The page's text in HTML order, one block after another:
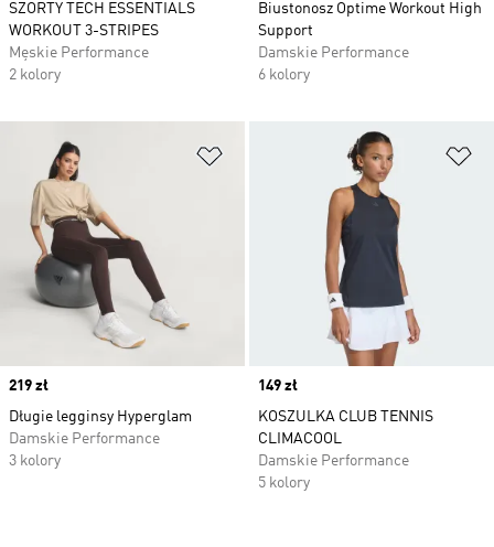
SZORTY TECH ESSENTIALS
WORKOUT 3-STRIPES
Męskie Performance
2 kolory
Biustonosz Optime Workout High
Support
Damskie Performance
6 kolory
Dodaj do listy życzeń
Price
219 zł
Długie legginsy Hyperglam
Damskie Performance
3 kolory
Price
149 zł
KOSZULKA CLUB TENNIS
CLIMACOOL
Damskie Performance
5 kolory